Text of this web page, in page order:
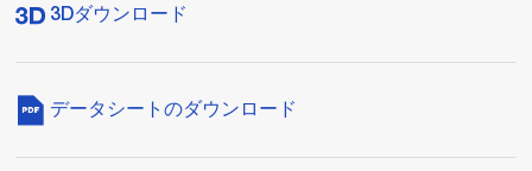
3Dダウンロード
データシートのダウンロード